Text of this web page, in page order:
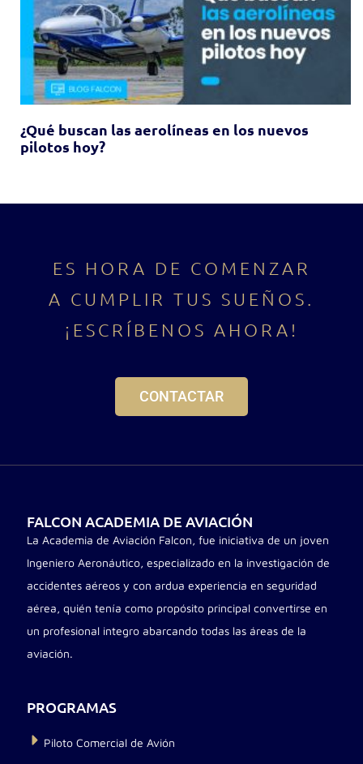
¿Qué buscan las aerolíneas en los nuevos
pilotos hoy?
ES HORA DE COMENZAR
A CUMPLIR TUS SUEÑOS.
¡ESCRÍBENOS AHORA!
CONTACTAR
FALCON ACADEMIA DE AVIACIÓN
La Academia de Aviación Falcon, fue iniciativa de un joven
Ingeniero Aeronáutico, especializado en la investigación de
accidentes aéreos y con ardua experiencia en seguridad
aérea, quién tenía como propósito principal convertirse en
un profesional integro abarcando todas las áreas de la
aviación.
PROGRAMAS
Piloto Comercial de Avión